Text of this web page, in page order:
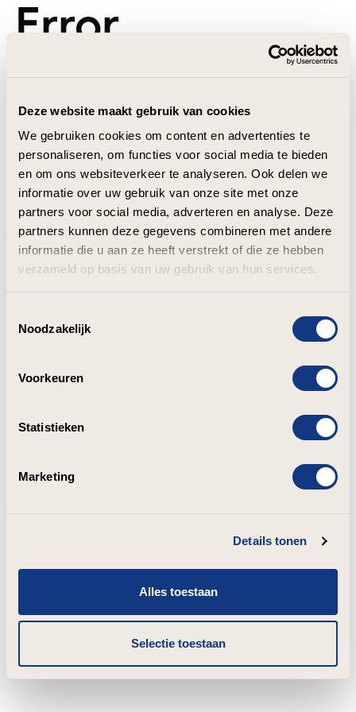
Deze website maakt gebruik van cookies
We gebruiken cookies om content en advertenties te
personaliseren, om functies voor social media te bieden
en om ons websiteverkeer te analyseren. Ook delen we
informatie over uw gebruik van onze site met onze
partners voor social media, adverteren en analyse. Deze
partners kunnen deze gegevens combineren met andere
informatie die u aan ze heeft verstrekt of die ze hebben
verzameld op basis van uw gebruik van hun services.
Noodzakelijk
Voorkeuren
Statistieken
Marketing
Details tonen
Alles toestaan
Selectie toestaan
Error